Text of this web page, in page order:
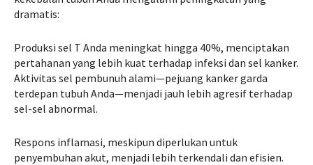
dramatis:
Produksi sel T Anda meningkat hingga 40%, menciptakan
pertahanan yang lebih kuat terhadap infeksi dan sel kanker.
Aktivitas sel pembunuh alami—pejuang kanker garda
terdepan tubuh Anda—menjadi jauh lebih agresif terhadap
sel-sel abnormal.
Respons inflamasi, meskipun diperlukan untuk
penyembuhan akut, menjadi lebih terkendali dan efisien.